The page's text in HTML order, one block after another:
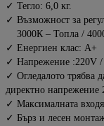
✓ Тегло: 6,0 кг.
✓ Възможност за
3000К – Топла /
✓ Енергиен клас: А+
✓ Напрежение :220V /
✓ Огледалото трябва
директно напрежение
✓ Максималната
✓ Бърз и лесен